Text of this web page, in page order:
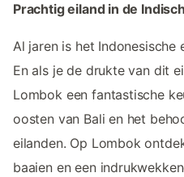
Prachtig eiland in de
Al jaren is het Indonesische
En als je de drukte van dit
Lombok een fantastische
oosten van Bali en het
eilanden. Op Lombok
baaien en een